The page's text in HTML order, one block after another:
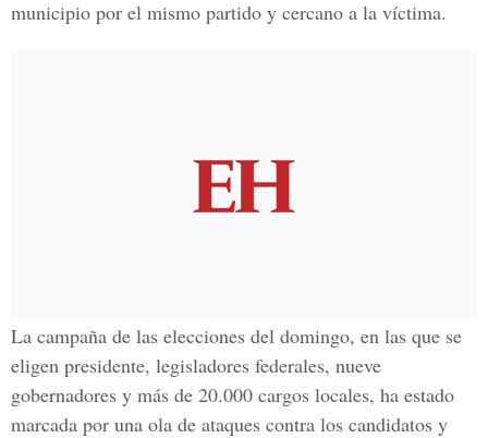
municipio por el mismo partido y cercano a la víctima.
La campaña de las elecciones del domingo, en las que se
eligen presidente, legisladores federales, nueve
gobernadores y más de 20.000 cargos locales, ha estado
marcada por una ola de ataques contra los candidatos y